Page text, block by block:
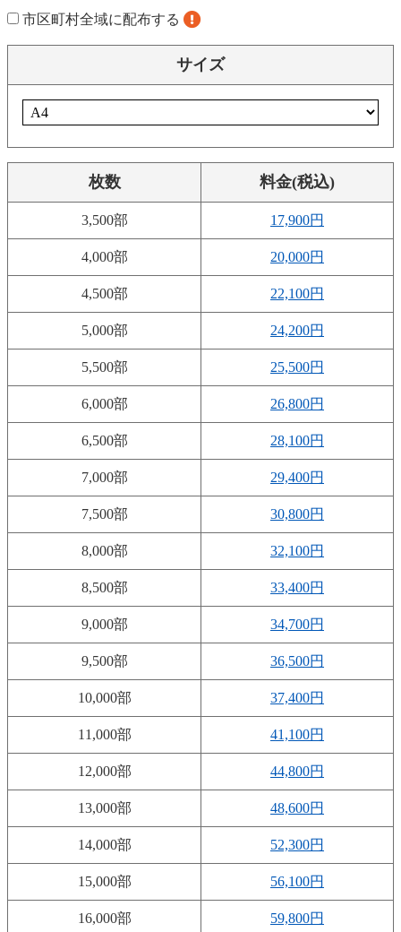
市区町村全域に配布する
サイズ
枚数 料金(税込)
3,500部 17,900円
4,000部 20,000円
4,500部 22,100円
5,000部 24,200円
5,500部 25,500円
6,000部 26,800円
6,500部 28,100円
7,000部 29,400円
7,500部 30,800円
8,000部 32,100円
8,500部 33,400円
9,000部 34,700円
9,500部 36,500円
10,000部 37,400円
11,000部 41,100円
12,000部 44,800円
13,000部 48,600円
14,000部 52,300円
15,000部 56,100円
16,000部 59,800円